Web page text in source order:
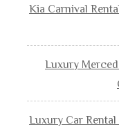
Kia Carnival
Luxury
Luxury Car